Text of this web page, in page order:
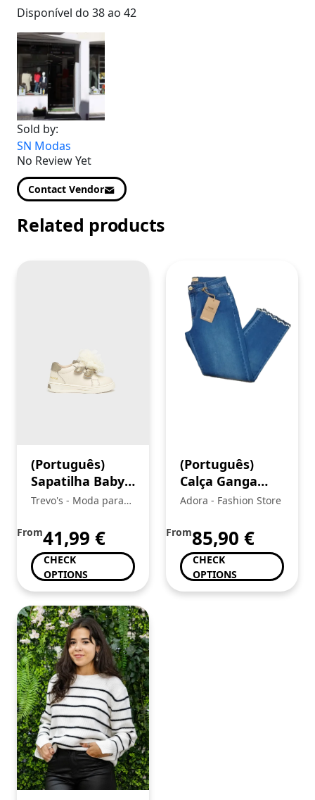
Details
Disponível do 38 ao 42
Sold by:
SN Modas
No Review Yet
Contact Vendor
Related products
(Português)
Sapatilha Baby
Menina,
Trevo's - Moda para
From41,99 €
CHECK
OPTIONS
(Português)
Calça Ganga
Senhora
Adora - Fashion Store
From85,90 €
CHECK
OPTIONS